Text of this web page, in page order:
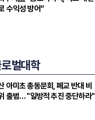
수익성 방어”
벌대학
아미초 총동문회, 폐교 반대 비
출범… "일방적 추진 중단하라"